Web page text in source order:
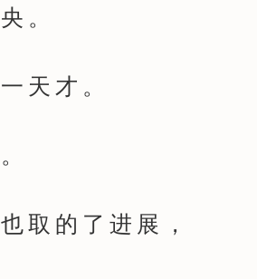
。
才。
的了进展，